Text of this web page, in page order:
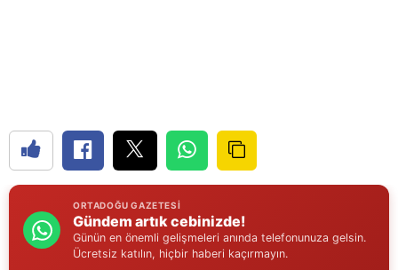
Denizli
Diyarbakır
Elazığ
ORTADOĞU GAZETESI
Gündem artık cebinizde!
Günün en önemli gelişmeleri anında telefonunuza gelsin.
Ücretsiz katılın, hiçbir haberi kaçırmayın.